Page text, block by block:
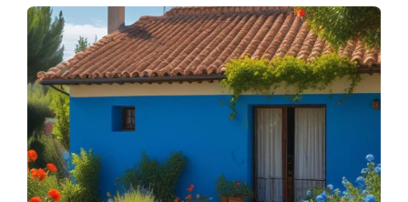
documentación relevante relacionada con la
propiedad.
¿Cómo puedo aumentar el valor de mi
casa antes de venderla?
Pequeñas renovaciones como pintar paredes,
mejorar la jardinería o actualizar accesorios
pueden hacer una gran diferencia.